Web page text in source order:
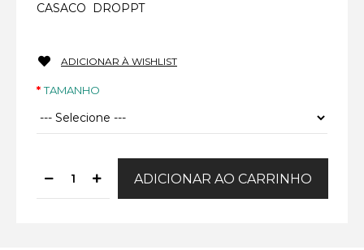
CASACO DROPPT
ADICIONAR À WISHLIST
TAMANHO